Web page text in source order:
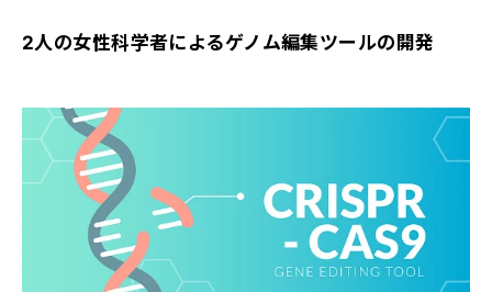
2人の女性科学者によるゲノム編集ツールの開発